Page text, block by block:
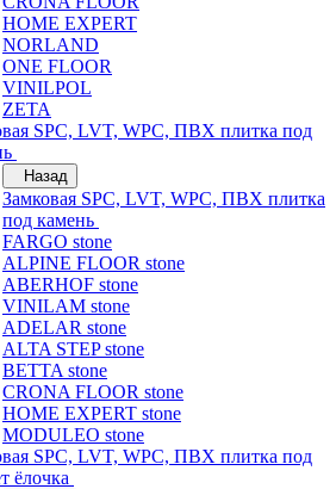
HOME EXPERT
NORLAND
ONE FLOOR
VINILPOL
ZETA
SPC, LVT, WPC, ПВХ плитка под
Назад
Замковая SPC, LVT, WPC, ПВХ плитка
под камень
FARGO stone
ALPINE FLOOR stone
ABERHOF stone
VINILAM stone
ADELAR stone
ALTA STEP stone
BETTA stone
CRONA FLOOR stone
HOME EXPERT stone
MODULEO stone
SPC, LVT, WPC, ПВХ плитка под
ёлочка